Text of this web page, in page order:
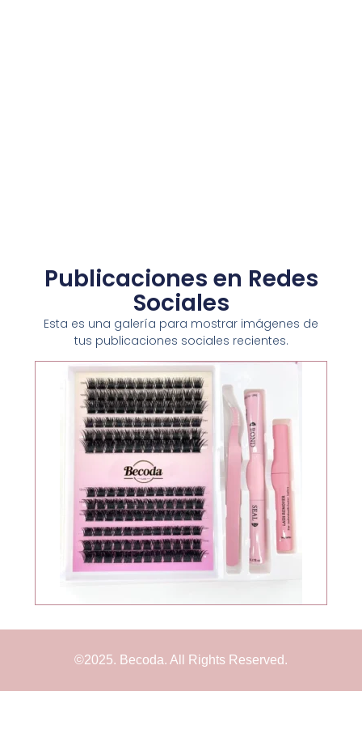
Publicaciones en Redes
Sociales
Esta es una galería para mostrar imágenes de
tus publicaciones sociales recientes.
©2025. Becoda. All Rights Reserved.